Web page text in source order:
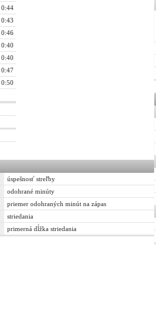
0:44
0:43
0:46
0:40
0:40
0:47
0:50
úspešnosť streľby
odohrané minúty
priemer odohraných minút na zápas
striedania
primerná dĺžka striedania